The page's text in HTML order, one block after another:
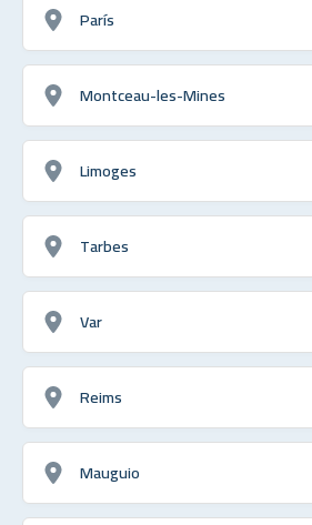
París
Montceau-les-Mines
Limoges
Tarbes
Var
Reims
Mauguio